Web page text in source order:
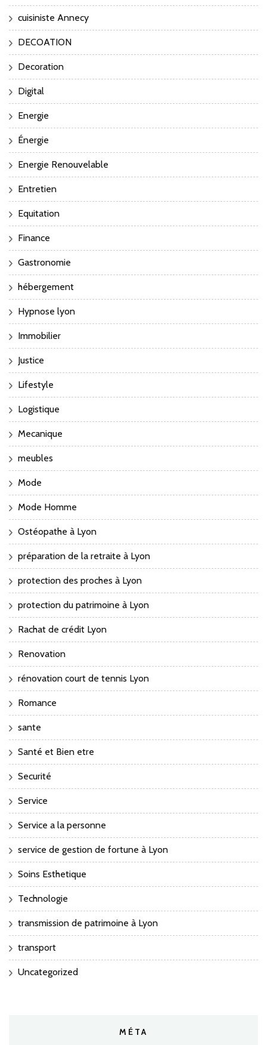
cuisiniste Annecy
DECOATION
Decoration
Digital
Energie
Énergie
Energie Renouvelable
Entretien
Equitation
Finance
Gastronomie
hébergement
Hypnose lyon
Immobilier
Justice
Lifestyle
Logistique
Mecanique
meubles
Mode
Mode Homme
Ostéopathe à Lyon
préparation de la retraite à Lyon
protection des proches à Lyon
protection du patrimoine à Lyon
Rachat de crédit Lyon
Renovation
rénovation court de tennis Lyon
Romance
sante
Santé et Bien etre
Securité
Service
Service a la personne
service de gestion de fortune à Lyon
Soins Esthetique
Technologie
transmission de patrimoine à Lyon
transport
Uncategorized
MÉTA